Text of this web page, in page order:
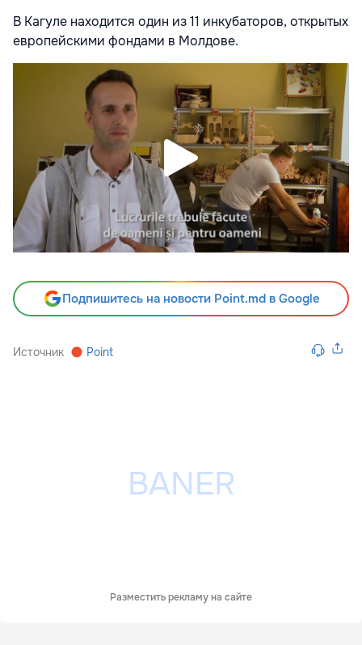
В Кагуле находится один из 11 инкубаторов, открытых
европейскими фондами в Молдове.
Подпишитесь на новости Point.md в Google
Источник Point
Разместить рекламу на сайте